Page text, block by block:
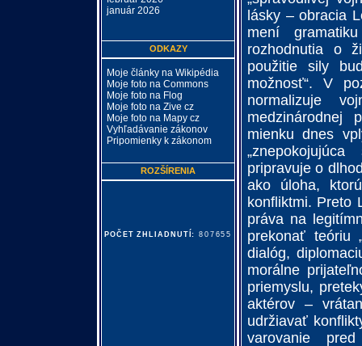
lásky – obracia
mení
rozhodnutia o
použitie sily
možnosť“. V
normalizuje
medzinárodnej
mienku dnes
pripravuje o
ako úloha,
konfliktmi. Preto
práva na
prekonať teóriu
dialóg,
morálne
priemyslu,
aktérov –
udržiavať
varovanie
január 2026
ODKAZY
Moje články na Wikipédia
Moje foto na Commons
Moje foto na Flog
Moje foto na Zive cz
Moje foto na Mapy cz
Vyhľadávanie zákonov
Pripomienky k zákonom
ROZŠÍRENIA
POČET ZHLIADNUTÍ: 807655